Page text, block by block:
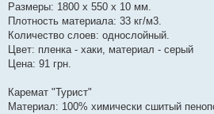
Размеры: 1800 х 550 х 10 мм.
Плотность материала: 33 кг/м3.
Количество слоев: однослойный.
Цвет: пленка - хаки, материал - серый
Цена: 91 грн.
Каремат "Турист"
Материал: 100% химически сшитый